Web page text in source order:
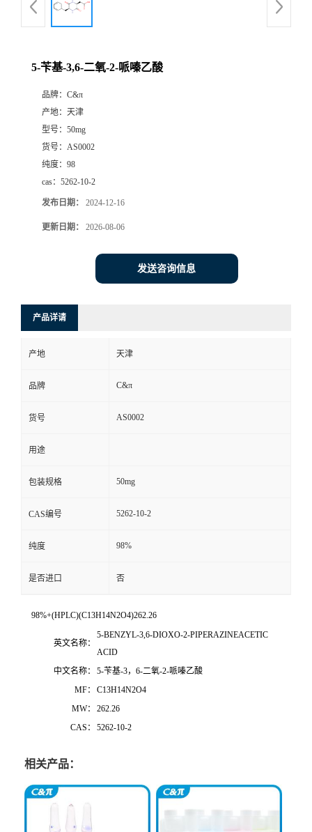
5-苄基-3,6-二氧-2-哌嗪乙酸
品牌： C&π
产地： 天津
型号： 50mg
货号： AS0002
纯度： 98
cas： 5262-10-2
发布日期： 2024-12-16
更新日期： 2026-08-06
发送咨询信息
产品详请
产地 天津
品牌 C&π
货号 AS0002
用途
包装规格 50mg
CAS编号 5262-10-2
纯度 98%
是否进口 否
98%+(HPLC)(C13H14N2O4)262.26
英文名称：
5-BENZYL-3,6-DIOXO-2-PIPERAZINEACETIC
ACID
中文名称：
5-苄基-3，6-二氧-2-哌嗪乙酸
MF：
C13H14N2O4
MW：
262.26
CAS：
5262-10-2
相关产品：